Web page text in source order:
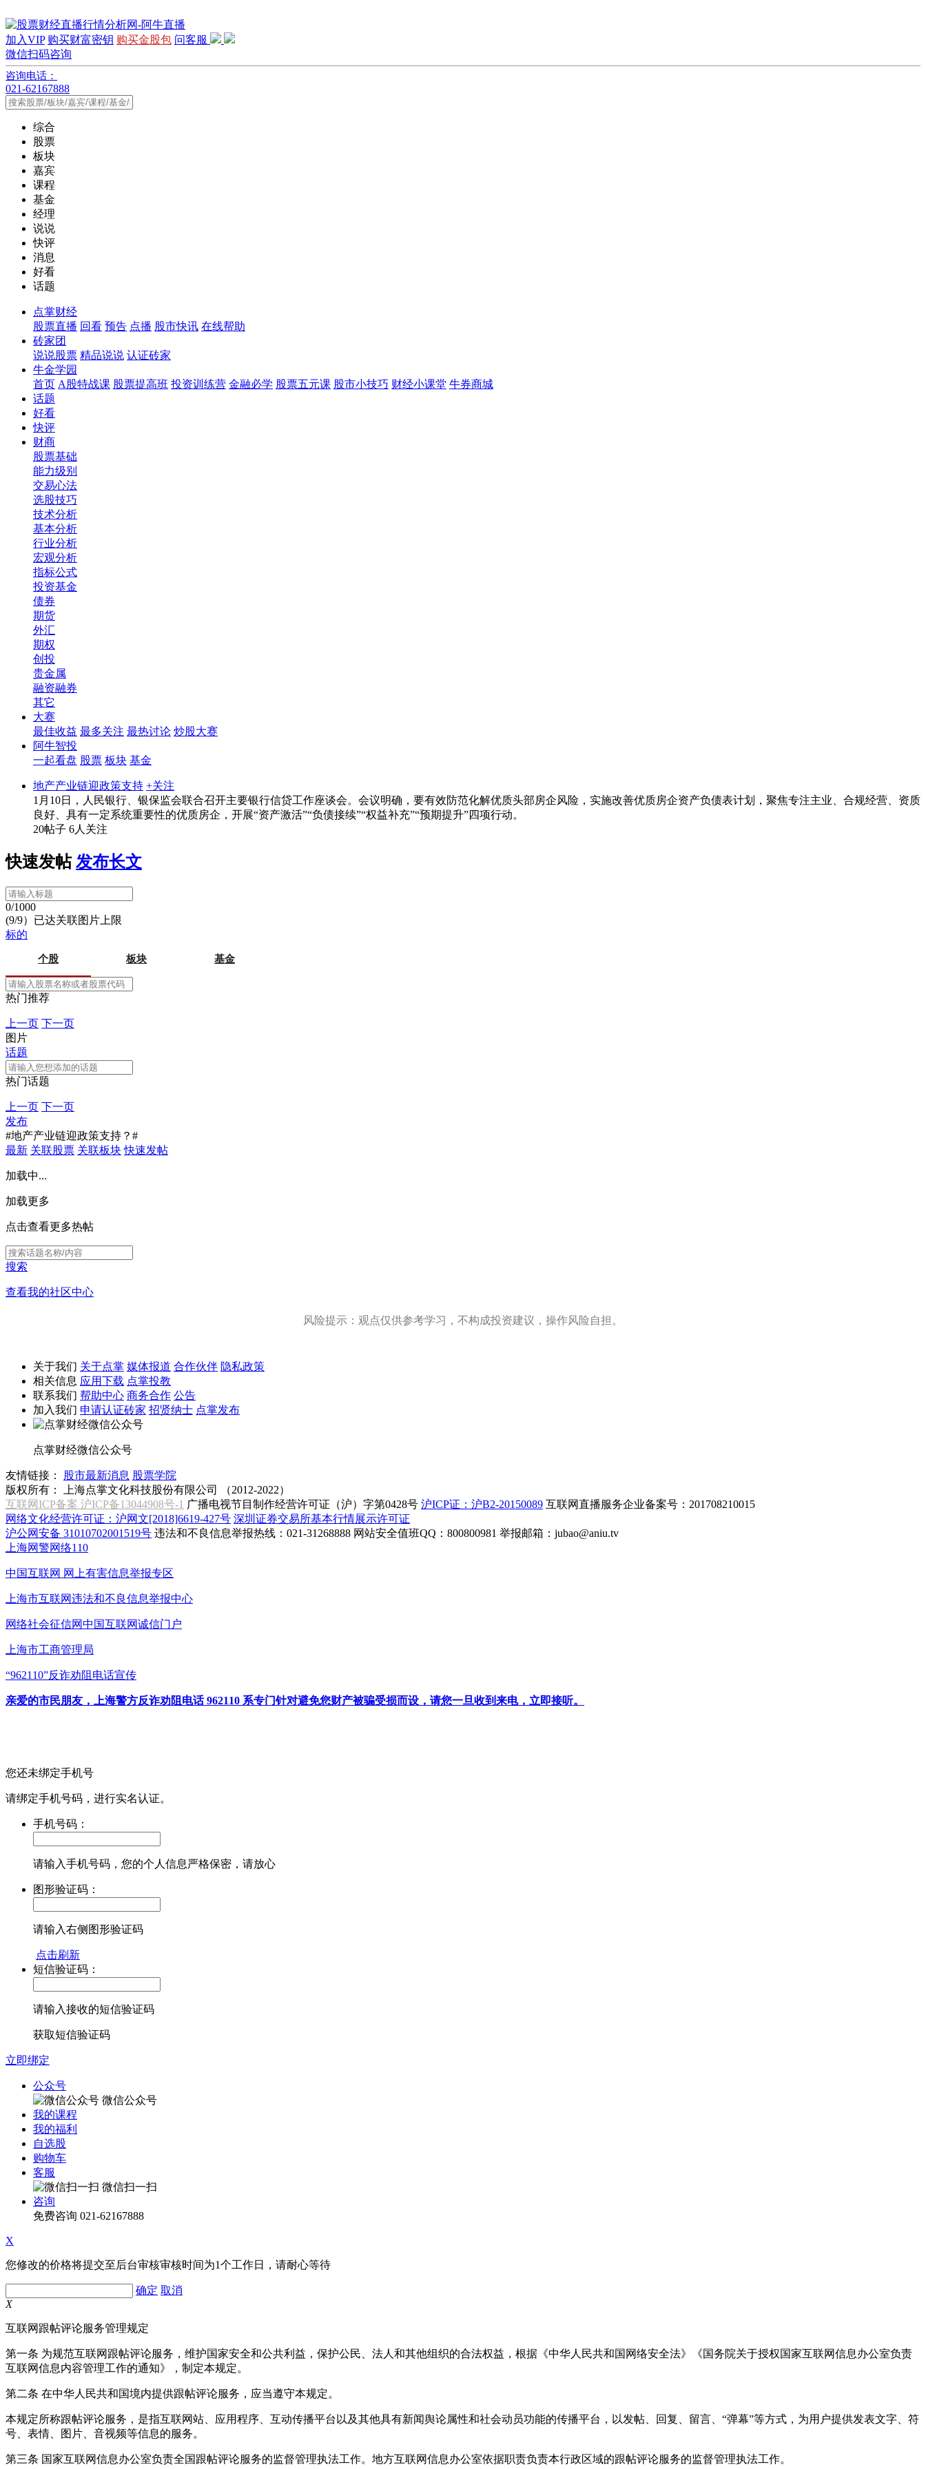
加入VIP 购买财富密钥 购买金股包 问客服
微信扫码咨询
咨询电话：
021-62167888
综合
股票
板块
嘉宾
课程
基金
经理
说说
快评
消息
好看
话题
点掌财经
股票直播 回看 预告 点播 股市快讯 在线帮助
砖家团
说说股票 精品说说 认证砖家
牛金学园
首页 A股特战课 股票提高班 投资训练营 金融必学 股票五元课 股市小技巧 财经小课堂 牛券商城
话题
好看
快评
财商
股票基础
能力级别
交易心法
选股技巧
技术分析
基本分析
行业分析
宏观分析
指标公式
投资基金
债券
期货
外汇
期权
创投
贵金属
融资融券
其它
大赛
最佳收益 最多关注 最热讨论 炒股大赛
阿牛智投
一起看盘 股票 板块 基金
地产产业链迎政策支持 +关注
1月10日，人民银行、银保监会联合召开主要银行信贷工作座谈会。会议明确，要有效防范化解优质头部房企风险，实施改善优质房企资产负债表计划，聚焦专注主业、合规经营、资质
良好、具有一定系统重要性的优质房企，开展“资产激活”“负债接续”“权益补充”“预期提升”四项行动。
20帖子 6人关注
快速发帖 发布长文
0/1000
(9/9）已达关联图片上限
标的
个股 板块 基金
热门推荐
上一页 下一页
图片
话题
热门话题
上一页 下一页
发布
#地产产业链迎政策支持？#
最新 关联股票 关联板块 快速发帖
加载中...
加载更多
点击查看更多热帖
搜索
查看我的社区中心
风险提示：观点仅供参考学习，不构成投资建议，操作风险自担。
关于我们 关于点掌 媒体报道 合作伙伴 隐私政策
相关信息 应用下载 点掌投教
联系我们 帮助中心 商务合作 公告
加入我们 申请认证砖家 招贤纳士 点掌发布
点掌财经微信公众号
友情链接： 股市最新消息 股票学院
版权所有：
上海点掌文化科技股份有限公司 （2012-2022）
互联网ICP备案 沪ICP备13044908号-1 广播电视节目制作经营许可证（沪）字第0428号 沪ICP证：沪B2-20150089 互联网直播服务企业备案号：201708210015
网络文化经营许可证：沪网文[2018]6619-427号 深圳证券交易所基本行情展示许可证
沪公网安备 31010702001519号 违法和不良信息举报热线：021-31268888 网站安全值班QQ：800800981 举报邮箱： jubao@aniu.tv
上海网警网络110
中国互联网 网上有害信息举报专区
上海市互联网违法和不良信息举报中心
网络社会征信网中国互联网诚信门户
上海市工商管理局
“962110”反诈劝阻电话宣传
亲爱的市民朋友，上海警方反诈劝阻电话 962110 系专门针对避免您财产被骗受损而设，请您一旦收到来电，立即接听。
您还未绑定手机号
请绑定手机号码，进行实名认证。
手机号码：
请输入手机号码，您的个人信息严格保密，请放心
图形验证码：
请输入右侧图形验证码
点击刷新
短信验证码：
请输入接收的短信验证码
获取短信验证码
立即绑定
公众号
微信公众号
我的课程
我的福利
自选股
购物车
客服
微信扫一扫
咨询
免费咨询 021-62167888
X
您修改的价格将提交至后台审核审核时间为1个工作日，请耐心等待
确定 取消
X
互联网跟帖评论服务管理规定
第一条 为规范互联网跟帖评论服务，维护国家安全和公共利益，保护公民、法人和其他组织的合法权益，根据《中华人民共和国网络安全法》《国务院关于授权国家互联网信息办公室负责
互联网信息内容管理工作的通知》，制定本规定。
第二条 在中华人民共和国境内提供跟帖评论服务，应当遵守本规定。
本规定所称跟帖评论服务，是指互联网站、应用程序、互动传播平台以及其他具有新闻舆论属性和社会动员功能的传播平台，以发帖、回复、留言、“弹幕”等方式，为用户提供发表文字、符
号、表情、图片、音视频等信息的服务。
第三条 国家互联网信息办公室负责全国跟帖评论服务的监督管理执法工作。地方互联网信息办公室依据职责负责本行政区域的跟帖评论服务的监督管理执法工作。